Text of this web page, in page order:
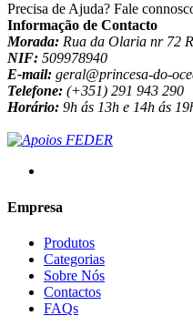
Precisa de Ajuda? Fale
Informação de Contacto
Morada: Rua da Olaria nr 72
NIF: 509978940
E-mail: geral@princesa-do-
Telefone: (+351) 291 943 290
Horário: 9h ás 13h e 14h ás
Empresa
Produtos
Categorias
Sobre Nós
Contactos
FAQs